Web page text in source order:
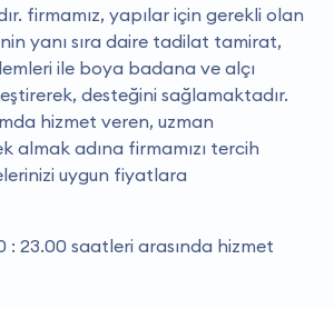
firmamız, yapılar için gerekli olan
yanı sıra daire tadilat tamirat,
ile boya badana ve alçı
desteğini sağlamaktadır.
hizmet veren, uzman
almak adına firmamızı tercih
uygun fiyatlara
: 23.00 saatleri arasında hizmet